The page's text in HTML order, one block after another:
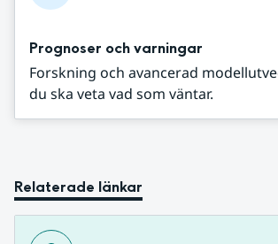
Prognoser och varningar
Forskning och avancerad
du ska veta vad som väntar.
Relaterade länkar